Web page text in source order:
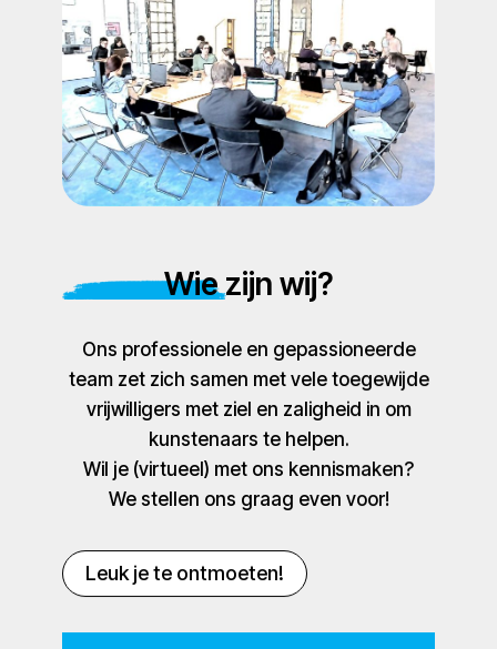
Wie zijn wij?
Ons professionele en gepassioneerde
team zet zich samen met vele toegewijde
vrijwilligers met ziel en zaligheid in om
kunstenaars te helpen.
Wil je (virtueel) met ons kennismaken?
We stellen ons graag even voor!
Leuk je te ontmoeten!